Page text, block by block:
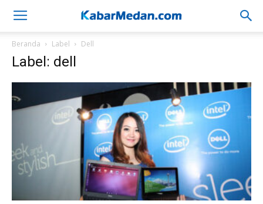
Beranda Label Dell
Label: dell